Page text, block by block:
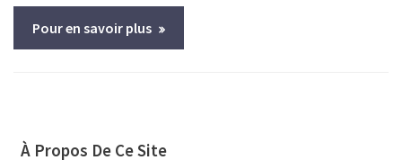
Pour en savoir plus
À Propos De Ce Site